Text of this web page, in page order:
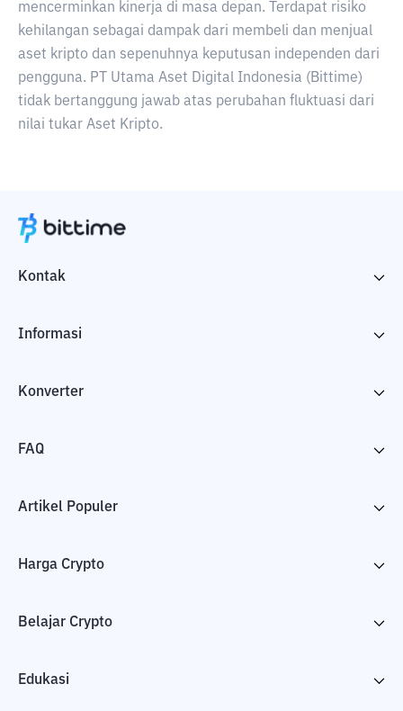
mencerminkan kinerja di masa depan. Terdapat risiko
kehilangan sebagai dampak dari membeli dan menjual
aset kripto dan sepenuhnya keputusan independen dari
pengguna. PT Utama Aset Digital Indonesia (Bittime)
tidak bertanggung jawab atas perubahan fluktuasi dari
nilai tukar Aset Kripto.
Kontak
Informasi
Konverter
FAQ
Artikel Populer
Harga Crypto
Belajar Crypto
Edukasi